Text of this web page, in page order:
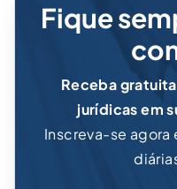
Fique
Receba
jurídicas em
Inscreva-se agora